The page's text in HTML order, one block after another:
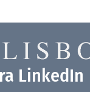
LinkedIn